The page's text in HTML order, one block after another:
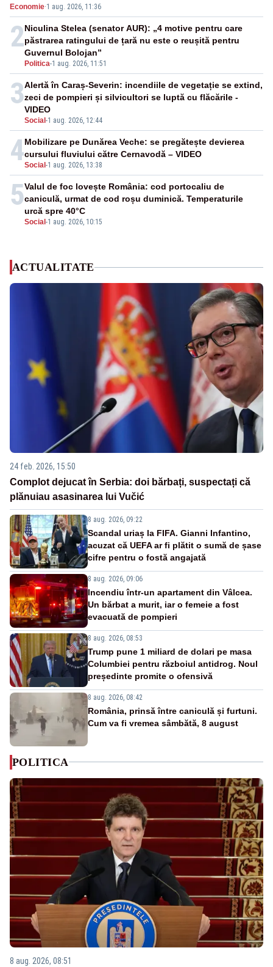
Economie·1 aug. 2026, 11:36
2
Politica-1 aug. 2026, 11:51
Niculina Stelea (senator AUR): „4 motive pentru care
păstrarea ratingului de țară nu este o reușită pentru
Guvernul Bolojan”
3
Social -1 aug. 2026, 12:44
Alertă în Caraș-Severin: incendiile de vegetație se extind,
zeci de pompieri și silvicultori se luptă cu flăcările -
VIDEO
4Social -1 aug. 2026, 13:38
Mobilizare pe Dunărea Veche: se pregătește devierea
cursului fluviului către Cernavodă – VIDEO
5
Social -1 aug. 2026, 10:15
Valul de foc lovește România: cod portocaliu de
caniculă, urmat de cod roșu duminică. Temperaturile
urcă spre 40°C
ACTUALITATE
24 feb. 2026, 15:50
Complot dejucat în Serbia: doi bărbați, suspectați că
plănuiau asasinarea lui Vučić
8 aug. 2026, 09:22
Scandal uriaș la FIFA. Gianni Infantino,
acuzat că UEFA ar fi plătit o sumă de șase
cifre pentru o fostă angajată
8 aug. 2026, 09:06
Incendiu într-un apartament din Vâlcea.
Un bărbat a murit, iar o femeie a fost
evacuată de pompieri
8 aug. 2026, 08:53
Trump pune 1 miliard de dolari pe masa
Columbiei pentru războiul antidrog. Noul
președinte promite o ofensivă
8 aug. 2026, 08:42
România, prinsă între caniculă și furtuni.
Cum va fi vremea sâmbătă, 8 august
POLITICA
8 aug. 2026, 08:51